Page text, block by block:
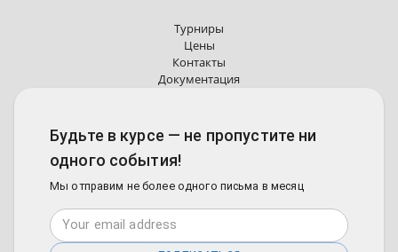
Турниры
Цены
Контакты
Документация
Будьте в курсе — не пропустите ни
одного события!
Мы отправим не более одного письма в месяц